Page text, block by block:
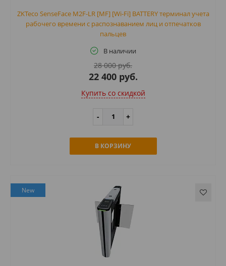
ZKTeco SenseFace M2F-LR [MF] [Wi-Fi] BATTERY терминал учета
рабочего времени с распознаванием лиц и отпечатков
пальцев
В наличии
28 000 руб.
22 400 руб.
Купить cо скидкой
В КОРЗИНУ
New